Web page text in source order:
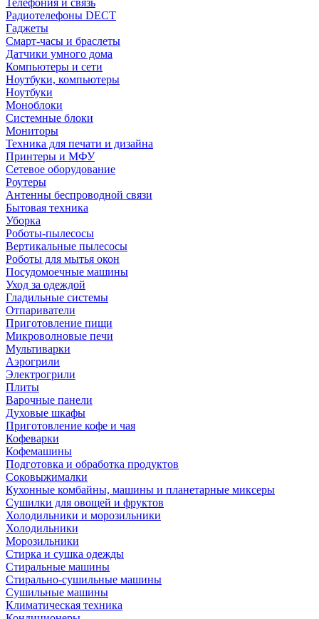
Телефония и связь
Радиотелефоны DECT
Гаджеты
Смарт-часы и браслеты
Датчики умного дома
Компьютеры и сети
Ноутбуки, компьютеры
Ноутбуки
Моноблоки
Системные блоки
Мониторы
Техника для печати и дизайна
Принтеры и МФУ
Сетевое оборудование
Роутеры
Антенны беспроводной связи
Бытовая техника
Уборка
Роботы-пылесосы
Вертикальные пылесосы
Роботы для мытья окон
Посудомоечные машины
Уход за одеждой
Гладильные системы
Отпариватели
Приготовление пищи
Микроволновые печи
Мультиварки
Аэрогрили
Электрогрили
Плиты
Варочные панели
Духовые шкафы
Приготовление кофе и чая
Кофеварки
Кофемашины
Подготовка и обработка продуктов
Соковыжималки
Кухонные комбайны, машины и планетарные миксеры
Сушилки для овощей и фруктов
Холодильники и морозильники
Холодильники
Морозильники
Стирка и сушка одежды
Стиральные машины
Стирально-сушильные машины
Сушильные машины
Климатическая техника